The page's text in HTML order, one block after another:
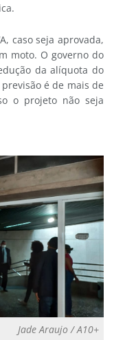
caso seja aprovada,
moto. O governo do
da alíquota do
previsão é de mais de
o projeto não seja
Jade Araujo / A10+